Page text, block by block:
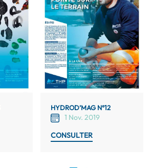
HYDROD’MAG N°12
1 Nov. 2019
CONSULTER